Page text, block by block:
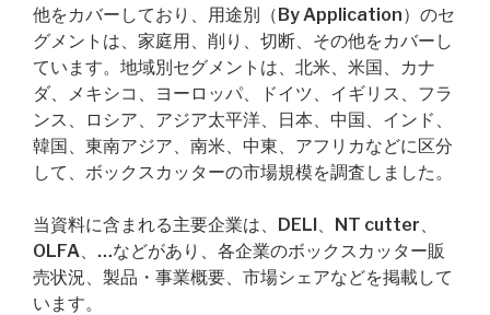
他をカバーしており、用途別（By Application）のセ
グメントは、家庭用、削り、切断、その他をカバーし
ています。地域別セグメントは、北米、米国、カナ
ダ、メキシコ、ヨーロッパ、ドイツ、イギリス、フラ
ンス、ロシア、アジア太平洋、日本、中国、インド、
韓国、東南アジア、南米、中東、アフリカなどに区分
して、ボックスカッターの市場規模を調査しました。
当資料に含まれる主要企業は、DELI、NT cutter、
OLFA、…などがあり、各企業のボックスカッター販
売状況、製品・事業概要、市場シェアなどを掲載して
います。